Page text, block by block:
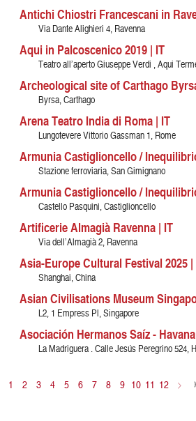
Antichi Chiostri Francescani in
Via Dante Alighieri 4, Ravenna
Aqui in Palcoscenico 2019 | IT
Teatro all’aperto Giuseppe Verdi , Aqui
Archeological site of Carthago
Byrsa, Carthago
Arena Teatro India di Roma | IT
Lungotevere Vittorio Gassman 1, Rome
Armunia Castiglioncello /
Stazione ferroviaria, San Gimignano
Armunia Castiglioncello /
Castello Pasquini, Castiglioncello
Artificerie Almagià Ravenna | IT
Via dell’Almagià 2, Ravenna
Asia-Europe Cultural Festival 2025 |
Shanghai, China
Asian Civilisations Museum
L2, 1 Empress Pl, Singapore
Asociación Hermanos Saíz -
La Madriguera . Calle Jesús Peregrino 524,
1 2 3 4 5 6 7 8 9 10 11 12 >